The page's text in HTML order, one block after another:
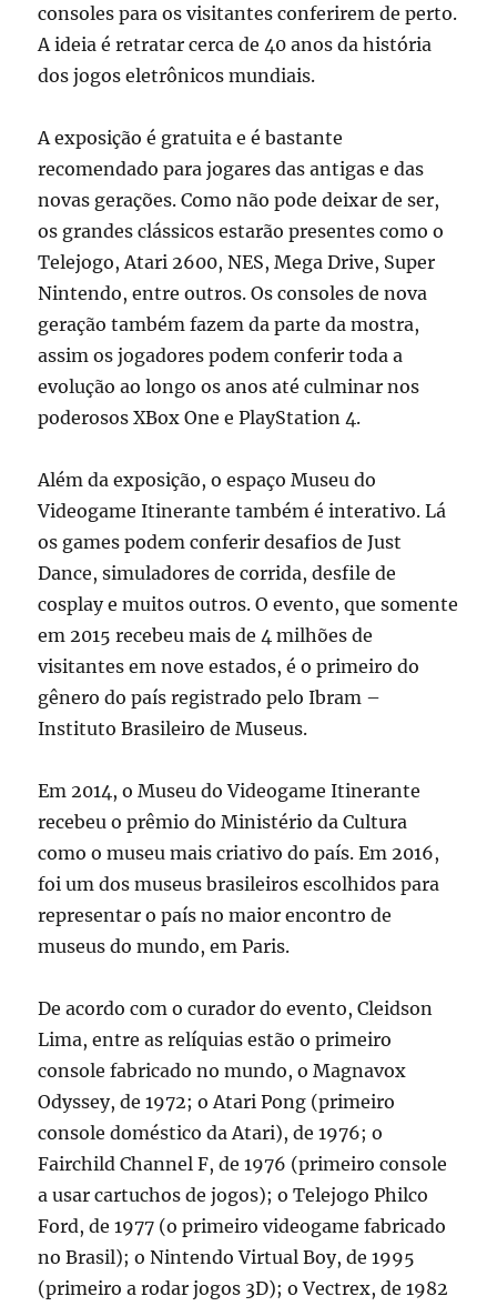
consoles para os visitantes conferirem de perto.
A ideia é retratar cerca de 40 anos da história
dos jogos eletrônicos mundiais.
A exposição é gratuita e é bastante
recomendado para jogares das antigas e das
novas gerações. Como não pode deixar de ser,
os grandes clássicos estarão presentes como o
Telejogo, Atari 2600, NES, Mega Drive, Super
Nintendo, entre outros. Os consoles de nova
geração também fazem da parte da mostra,
assim os jogadores podem conferir toda a
evolução ao longo os anos até culminar nos
poderosos XBox One e PlayStation 4.
Além da exposição, o espaço Museu do
Videogame Itinerante também é interativo. Lá
os games podem conferir desafios de Just
Dance, simuladores de corrida, desfile de
cosplay e muitos outros. O evento, que somente
em 2015 recebeu mais de 4 milhões de
visitantes em nove estados, é o primeiro do
gênero do país registrado pelo Ibram –
Instituto Brasileiro de Museus.
Em 2014, o Museu do Videogame Itinerante
recebeu o prêmio do Ministério da Cultura
como o museu mais criativo do país. Em 2016,
foi um dos museus brasileiros escolhidos para
representar o país no maior encontro de
museus do mundo, em Paris.
De acordo com o curador do evento, Cleidson
Lima, entre as relíquias estão o primeiro
console fabricado no mundo, o Magnavox
Odyssey, de 1972; o Atari Pong (primeiro
console doméstico da Atari), de 1976; o
Fairchild Channel F, de 1976 (primeiro console
a usar cartuchos de jogos); o Telejogo Philco
Ford, de 1977 (o primeiro videogame fabricado
no Brasil); o Nintendo Virtual Boy, de 1995
(primeiro a rodar jogos 3D); o Vectrex, de 1982